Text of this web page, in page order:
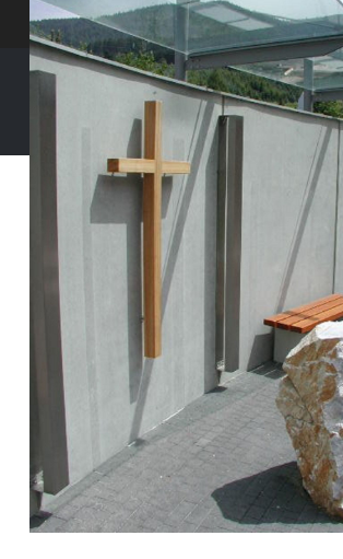
© Architekt DI Heimo Wieser &
Powered bymawo-it.at e.U.